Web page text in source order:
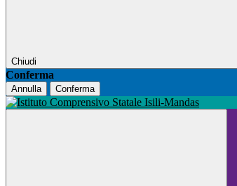
Chiudi
Conferma
Annulla Conferma